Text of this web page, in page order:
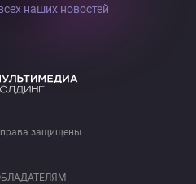
наших новостей
защищены